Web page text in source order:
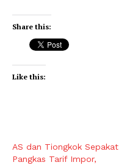
Share this:
Like this:
AS dan Tiongkok Sepakat
Pangkas Tarif Impor,